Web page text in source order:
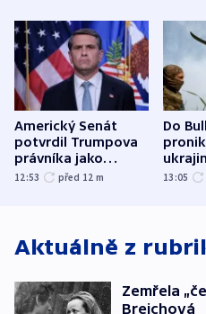
Americký Senát
potvrdil Trumpova
právníka jako
ministra
12:53 před 12 m
Do
13:05
Aktuálně z
Zemřela
Brejchová